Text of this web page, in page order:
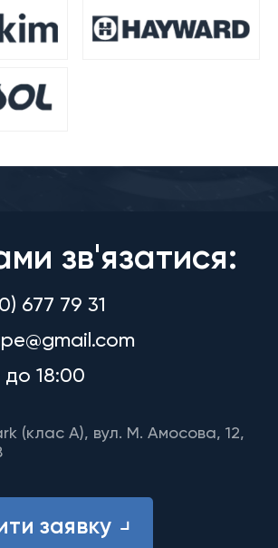
зв'язатися:
677 79 31
18:00
(клас A), вул. М. Амосова, 12,
заявку